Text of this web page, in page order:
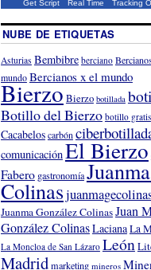
Get Script Real Time Tracking
NUBE DE ETIQUETAS
Asturias Bembibre berciano
mundoBercianos x el mundo
BierzoBierzo botillada
Botillo del Bierzo botillo gratis
Cacabeloscarbón
comunicaciónEl Bierzo
Fabero gastronomía
Colinas
Juanma González ColinasJuan
González ColinasLacianaLa
La Moncloa de San Lázaro León
Madridmarketing mineros